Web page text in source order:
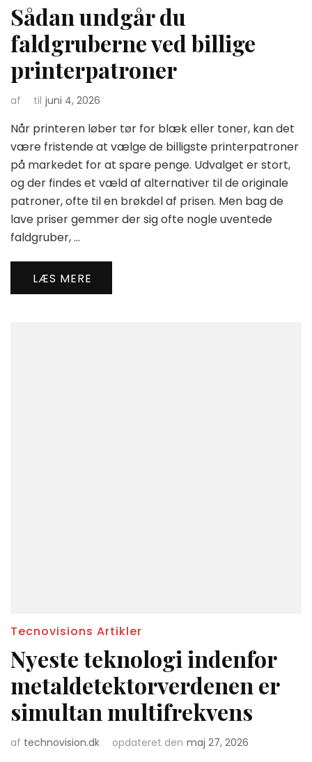
Sådan undgår du
faldgruberne ved billige
printerpatroner
af til juni 4, 2026
Når printeren løber tør for blæk eller toner, kan det
være fristende at vælge de billigste printerpatroner
på markedet for at spare penge. Udvalget er stort,
og der findes et væld af alternativer til de originale
patroner, ofte til en brøkdel af prisen. Men bag de
lave priser gemmer der sig ofte nogle uventede
faldgruber, …
LÆS MERE
Tecnovisions Artikler
Nyeste teknologi indenfor
metaldetektorverdenen er
simultan multifrekvens
af technovision.dk opdateret den maj 27, 2026